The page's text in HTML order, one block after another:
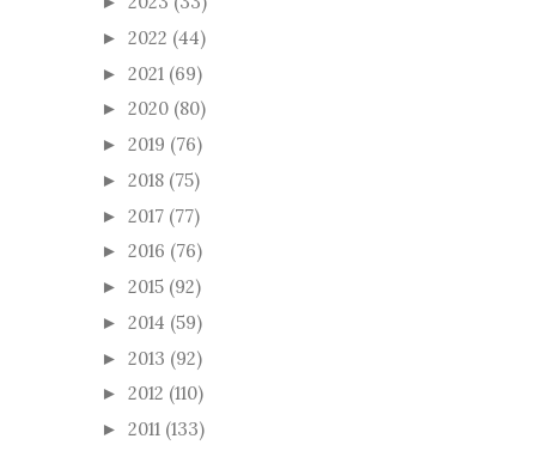
► 2022 (44)
► 2021 (69)
► 2020 (80)
► 2019 (76)
► 2018 (75)
► 2017 (77)
► 2016 (76)
► 2015 (92)
► 2014 (59)
► 2013 (92)
► 2012 (110)
► 2011 (133)